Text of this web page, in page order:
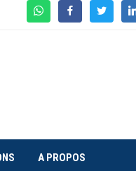
WhatsAppFacebookTwitter
A PROPOS